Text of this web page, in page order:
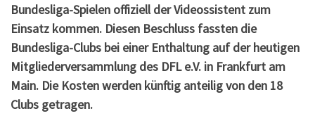
Bundesliga-Spielen offiziell der Videossistent zum
Einsatz kommen. Diesen Beschluss fassten die
Bundesliga-Clubs bei einer Enthaltung auf der heutigen
Mitgliederversammlung des DFL e.V. in Frankfurt am
Main. Die Kosten werden künftig anteilig von den 18
Clubs getragen.